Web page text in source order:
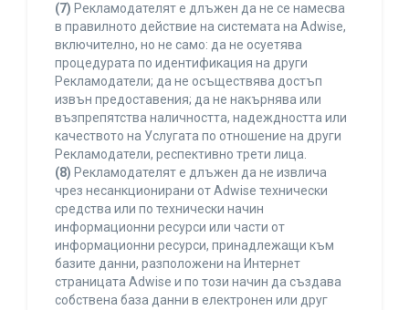
(7) Рекламодателят е длъжен да не се намесва
в правилното действие на системата на Adwise,
включително, но не само: да не осуетява
процедурата по идентификация на други
Рекламодатели; да не осъществява достъп
извън предоставения; да не накърнява или
възпрепятства наличността, надеждността или
качеството на Услугата по отношение на други
Рекламодатели, респективно трети лица.
(8) Рекламодателят е длъжен да не извлича
чрез несанкционирани от Adwise технически
средства или по технически начин
информационни ресурси или части от
информационни ресурси, принадлежащи към
базите данни, разположени на Интернет
страницата Adwise и по този начин да създава
собствена база данни в електронен или друг